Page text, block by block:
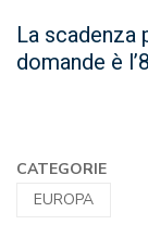
La scadenza
domande è
CATEGORIE
EUROPA